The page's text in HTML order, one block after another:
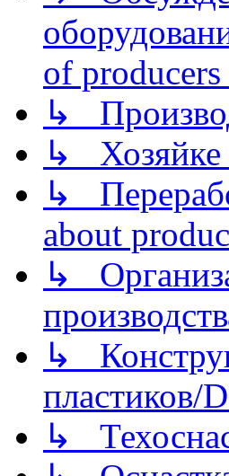
of
↳
↳ Хозяйке
↳
about
↳
↳
пластиков/
↳